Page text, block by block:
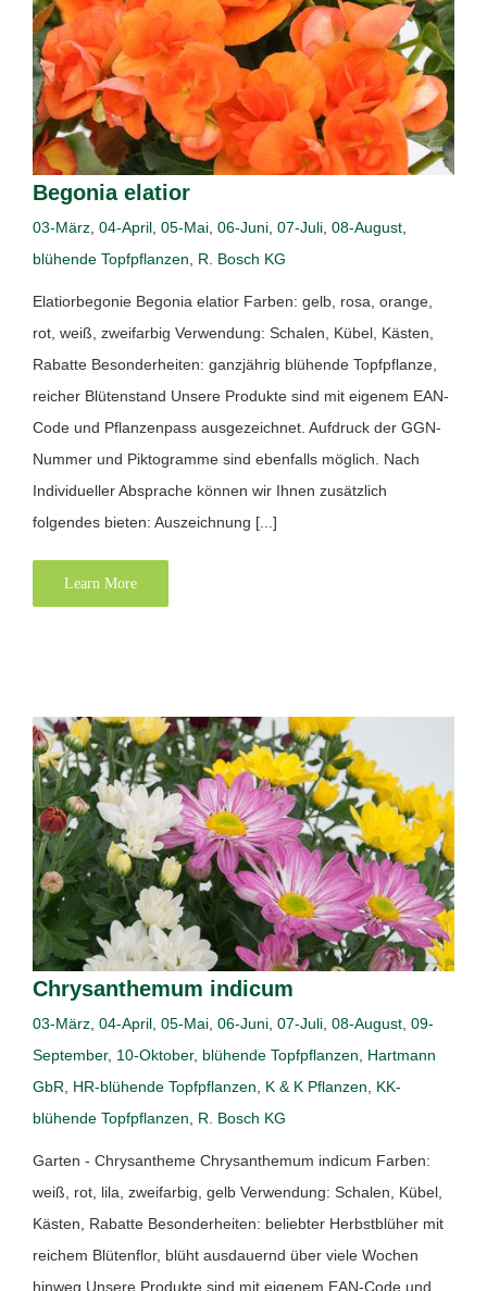
Begonia elatior
03-März, 04-April, 05-Mai, 06-Juni, 07-Juli, 08-August,
blühende Topfpflanzen, R. Bosch KG
Elatiorbegonie Begonia elatior Farben: gelb, rosa, orange,
rot, weiß, zweifarbig Verwendung: Schalen, Kübel, Kästen,
Rabatte Besonderheiten: ganzjährig blühende Topfpflanze,
reicher Blütenstand Unsere Produkte sind mit eigenem EAN-
Code und Pflanzenpass ausgezeichnet. Aufdruck der GGN-
Nummer und Piktogramme sind ebenfalls möglich. Nach
Individueller Absprache können wir Ihnen zusätzlich
folgendes bieten: Auszeichnung [...]
Learn More
Chrysanthemum indicum
03-März, 04-April, 05-Mai, 06-Juni, 07-Juli, 08-August, 09-
September, 10-Oktober, blühende Topfpflanzen, Hartmann
GbR, HR-blühende Topfpflanzen, K & K Pflanzen, KK-
blühende Topfpflanzen, R. Bosch KG
Garten - Chrysantheme Chrysanthemum indicum Farben:
weiß, rot, lila, zweifarbig, gelb Verwendung: Schalen, Kübel,
Kästen, Rabatte Besonderheiten: beliebter Herbstblüher mit
reichem Blütenflor, blüht ausdauernd über viele Wochen
hinweg Unsere Produkte sind mit eigenem EAN-Code und